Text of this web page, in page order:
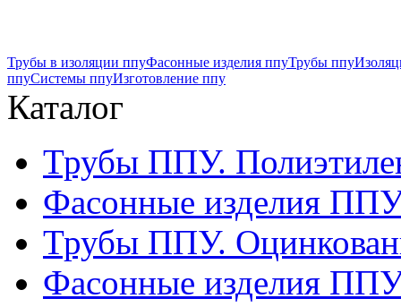
Трубы в изоляции ппуФасонные изделия ппуТрубы ппу
ппуСистемы ппуИзготовление ппу
Каталог
Трубы ППУ.
Фасонные изделия
Трубы ППУ.
Фасонные изделия